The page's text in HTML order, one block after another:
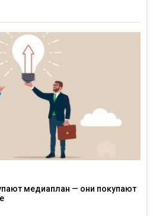
медиаплан — они покупают